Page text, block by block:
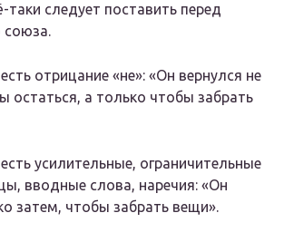
таки следует поставить перед
союза.
отрицание «не»: «Он вернулся не
остаться, а только чтобы забрать
усилительные, ограничительные
вводные слова, наречия: «Он
затем, чтобы забрать вещи».